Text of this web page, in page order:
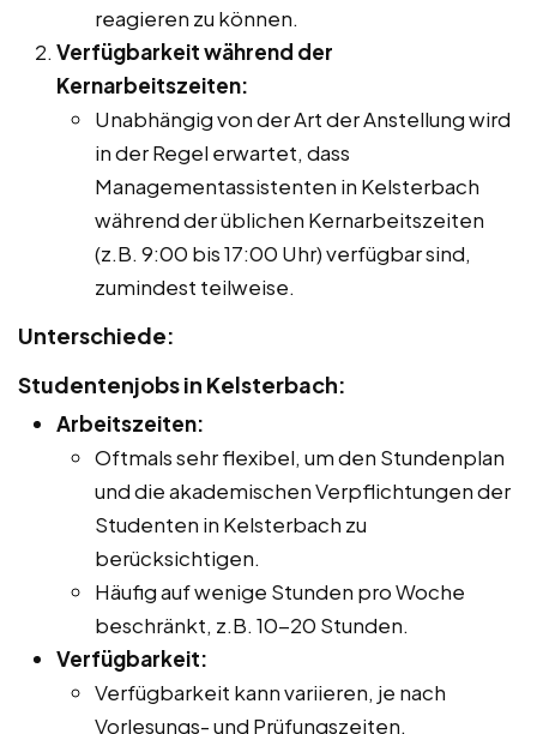
reagieren zu können.
Verfügbarkeit während der
Kernarbeitszeiten:
Unabhängig von der Art der Anstellung wird
in der Regel erwartet, dass
Managementassistenten in Kelsterbach
während der üblichen Kernarbeitszeiten
(z.B. 9:00 bis 17:00 Uhr) verfügbar sind,
zumindest teilweise.
Unterschiede:
Studentenjobs in Kelsterbach:
Arbeitszeiten:
Oftmals sehr flexibel, um den Stundenplan
und die akademischen Verpflichtungen der
Studenten in Kelsterbach zu
berücksichtigen.
Häufig auf wenige Stunden pro Woche
beschränkt, z.B. 10-20 Stunden.
Verfügbarkeit:
Verfügbarkeit kann variieren, je nach
Vorlesungs- und Prüfungszeiten.